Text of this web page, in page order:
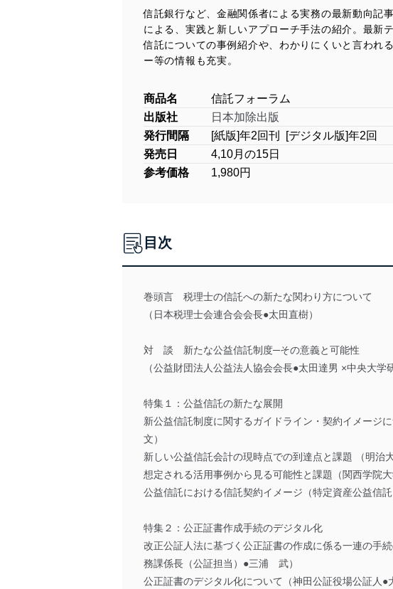
信託銀行など、金融関係者による実務の最新動向記
による、実践と新しいアプローチ手法の紹介。最新
信託についての事例紹介や、わかりにくいと言われ
ー等の情報も充実。
商品名
信託フォーラム
出版社
日本加除出版
発行間隔
[紙版]年2回刊 [デジタル版]年2回
発売日
4,10月の15日
参考価格
1,980円
目次
巻頭言 税理士の信託への新たな関わり方について
（日本税理士会連合会会長●太田直樹）
対 談 新たな公益信託制度─その意義と可能性
（公益財団法人公益法人協会会長●太田達男 ×中央大
特集１：公益信託の新たな展開
新公益信託制度に関するガイドライン・契約イメージ
文）
新しい公益信託会計の現時点での到達点と課題 （明治
想定される活用事例から見る可能性と課題（関西学院大
公益信託における信託契約イメージ（特定資産公益信
特集２：公正証書作成手続のデジタル化
改正公証人法に基づく公正証書の作成に係る一連の手
務課係長（公証担当）●三浦 武）
公正証書のデジタル化について（神田公証役場公証人●